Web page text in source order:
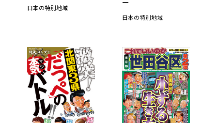
日本の特別地域
日本の特別地域